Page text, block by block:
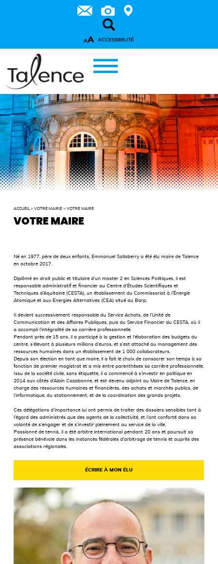
AA ACCESSIBILITÉ
ACCUEIL >VOTRE MAIRIE >VOTRE MAIRE
VOTRE MAIRE
Né en 1977, père de deux enfants, Emmanuel Sallaberry a été élu maire de Talence
en octobre 2017.
Diplômé en droit public et titulaire d’un master 2 en Sciences Politiques, il est
responsable administratif et financier au Centre d’Études Scientifiques et
Techniques d’Aquitaine (CESTA), un établissement du Commissariat à l’Énergie
Atomique et aux Énergies Alternatives (CEA) situé au Barp.
Il devient successivement responsable du Service Achats, de l’Unité de
Communication et des Affaires Publiques, puis du Service Financier du CESTA, où il
a accompli l’intégralité de sa carrière professionnelle.
Pendant près de 15 ans, il a participé à la gestion et l’élaboration des budgets du
centre, s’élevant à plusieurs millions d’euros, et s’est attaché au management des
ressources humaines dans un établissement de 1 000 collaborateurs.
Depuis son élection en tant que maire, il a fait le choix de consacrer son temps à sa
fonction de premier magistrat et a mis entre parenthèses sa carrière professionnelle.
Issu de la société civile, sans étiquette, il a commencé à s’investir en politique en
2014 aux côtés d’Alain Cazabonne, et est devenu adjoint au Maire de Talence, en
charge des ressources humaines et financières, des achats et marchés publics, de
l’informatique, du stationnement, et de la coordination des grands projets.
Ces délégations d’importance lui ont permis de traiter des dossiers sensibles tant à
l’égard des administrés que des agents de la collectivité, et l’ont conforté dans sa
volonté de s’engager et de s’investir pleinement au service de la ville.
Passionné de tennis, il a été arbitre international pendant 20 ans et poursuit sa
présence bénévole dans les instances fédérales d’arbitrage de tennis et auprès des
associations régionales.
ÉCRIRE À MON ÉLU